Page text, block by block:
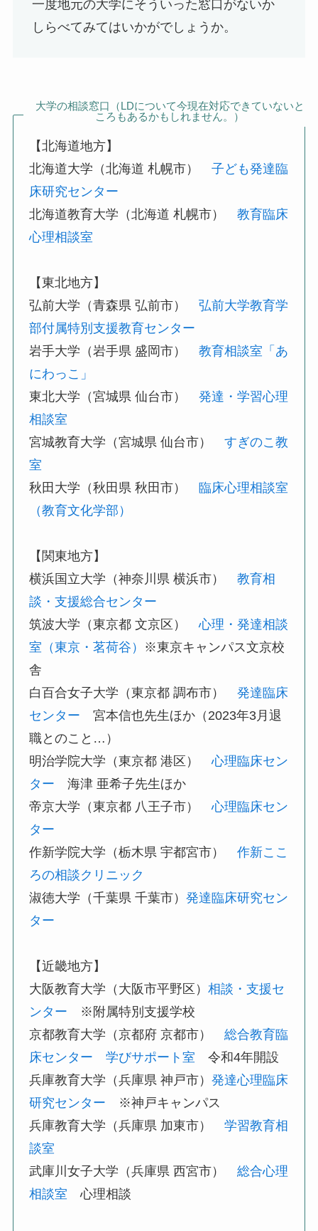
一度地元の大学にそういった窓口がないか
しらべてみてはいかがでしょうか。
大学の相談窓口（LDについて今現在対応できていないと
ころもあるかもしれません。）
【北海道地方】
北海道大学（北海道 札幌市）子ども発達臨
床研究センター
北海道教育大学（北海道 札幌市）教育臨床
心理相談室
【東北地方】
弘前大学（青森県 弘前市）弘前大学教育学
部付属特別支援教育センター
岩手大学（岩手県 盛岡市）教育相談室「あ
にわっこ」
東北大学（宮城県 仙台市）発達・学習心理
相談室
宮城教育大学（宮城県 仙台市）すぎのこ教
室
秋田大学（秋田県 秋田市）臨床心理相談室
（教育文化学部）
【関東地方】
横浜国立大学（神奈川県 横浜市）教育相
談・支援総合センター
筑波大学（東京都 文京区）心理・発達相談
室（東京・茗荷谷） ※東京キャンパス文京校
舎
白百合女子大学（東京都 調布市）発達臨床
センター 宮本信也先生ほか（2023年3月退
職とのこと…）
明治学院大学（東京都 港区）心理臨床セン
ター 海津 亜希子先生ほか
帝京大学（東京都 八王子市）心理臨床セン
ター
作新学院大学（栃木県 宇都宮市）作新ここ
ろの相談クリニック
淑徳大学（千葉県 千葉市）発達臨床研究セン
ター
【近畿地方】
大阪教育大学（大阪市平野区）相談・支援セ
ンター ※附属特別支援学校
京都教育大学（京都府 京都市）総合教育臨
床センター
学びサポート室 令和4年開設
兵庫教育大学（兵庫県 神戸市）発達心理臨床
研究センター ※神戸キャンパス
兵庫教育大学（兵庫県 加東市）学習教育相
談室
武庫川女子大学（兵庫県 西宮市）総合心理
相談室 心理相談